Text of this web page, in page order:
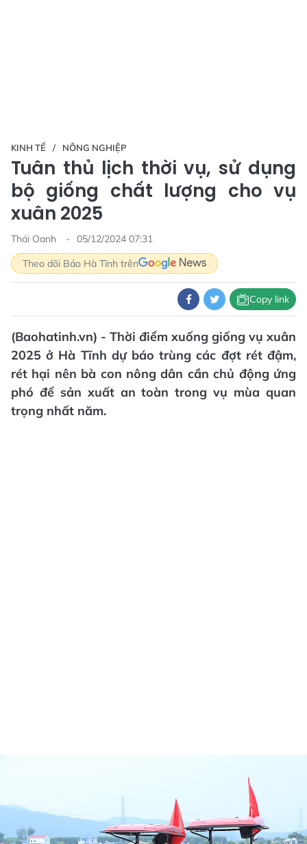
KINH TẾ NÔNG NGHIỆP
Tuân thủ lịch thời vụ, sử dụng
bộ giống chất lượng cho vụ
xuân 2025
Thái Oanh
05/12/2024 07:31
Theo dõi Báo Hà Tĩnh trên
Copy link
(Baohatinh.vn) - Thời điểm xuống giống vụ xuân
2025 ở Hà Tĩnh dự báo trùng các đợt rét đậm,
rét hại nên bà con nông dân cần chủ động ứng
phó để sản xuất an toàn trong vụ mùa quan
trọng nhất năm.